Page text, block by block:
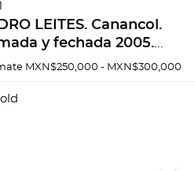
LEITES. Canancol.
y fechada 2005.
en plata Sterling, ley
cm
MXN$250,000 - MXN$300,000